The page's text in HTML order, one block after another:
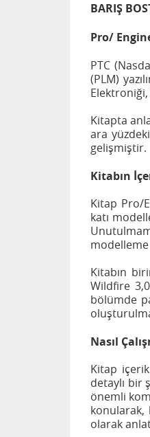
BARIŞ
Pro/
PTC
(PLM)
Kitapta
ara
gelişmiştir.
Kitabın
Kitap Pro/
katı
Kitabın
Wildfire
bölümde
Nasıl
Kitap
detaylı bir
önemli
konularak,
olarak